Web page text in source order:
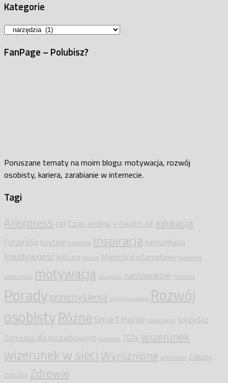
Kategorie
Kategorie
FanPage – Polubisz?
Poruszane tematy na moim blogu: motywacja, rozwój
osobisty, kariera, zarabianie w internecie.
Tagi
Aliexpress cel Czas wolny e-health-fit edukacja
Fotografia hosting Infografiki inspiracja komunikacja
kreatywność lektura mailing Marketing internetowy Marketing
społeczności motywacja narzędzia nastawienie Poradniki
Poradyprzemyślenia przyzwyczajenia Rozwój
osobistyRóżne Smart Home społeczności sprzedaż
Sprzedaż dla początkujących szkolenia TEDx wizerunek
wizerunek w sieci Wyróżnione wytrwałość Zakupy
zasoby Zdrowie